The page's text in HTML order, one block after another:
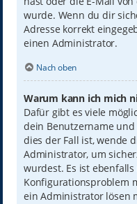
wurde. Wenn du dir
Adresse korrekt
einen Administrator.
Nach oben
Warum kann ich mich
Dafür gibt es viele
dein Benutzername
dies der Fall ist, wende
Administrator, um
wurdest. Es ist
Konfigurationsproblem
ein Administrator lösen